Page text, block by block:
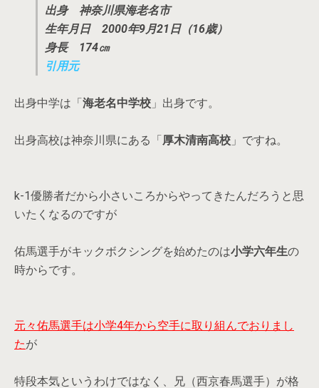
出身 神奈川県海老名市
生年月日 2000年9月21日（16歳）
身長 174㎝
引用元
出身中学は「海老名中学校 」出身です。
出身高校は神奈川県にある「厚木清南高校 」ですね。
k-1優勝者だから小さいころからやってきたんだろうと思
いたくなるのですが
佑馬選手がキックボクシングを始めたのは小学六年生の
時からです。
元々佑馬選手は小学4年から空手に取り組んでおりまし
たが
特段本気というわけではなく、兄（西京春馬選手）が格